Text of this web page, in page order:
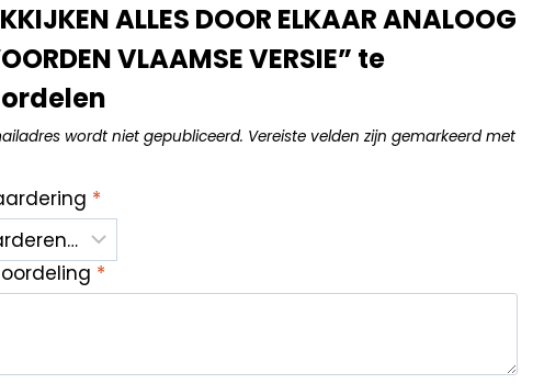
ALLES DOOR ELKAAR ANALOOG
VLAAMSE VERSIE” te
wordt niet gepubliceerd. Vereiste velden zijn gemarkeerd met
*
*